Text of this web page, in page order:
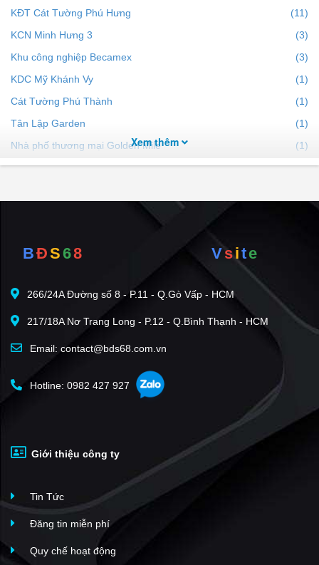
KĐT Cát Tường Phú Hưng
(11)
KCN Minh Hưng 3
(3)
Khu công nghiệp Becamex
(3)
KDC Mỹ Khánh Vy
(1)
Cát Tường Phú Thành
(1)
Tân Lập Garden
(1)
Nhà phố thương mại Golden Mile
(1)
Diamond City Lộc Ninh
(1)
Mega Royal City Đồng Xoài
Xem thêm
BĐS68 Vsite
266/24A Đường số 8 - P.11 - Q.Gò Vấp - HCM
217/18A Nơ Trang Long - P.12 - Q.Bình Thạnh - HCM
Email: contact@bds68.com.vn
Hotline: 0982 427 927
Giới thiệu công ty
Tin Tức
Đăng tin miễn phí
Quy chế hoạt động